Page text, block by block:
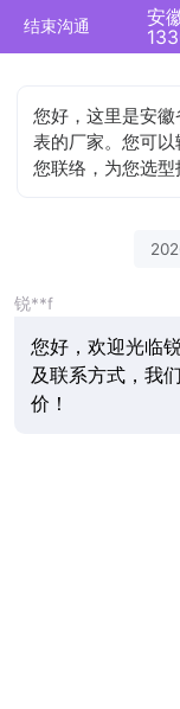
结束沟通
您好，这里是安
表的厂家。您可
您联络，为您选型
锐**f
您好，欢迎光临
及联系方式，我
价！